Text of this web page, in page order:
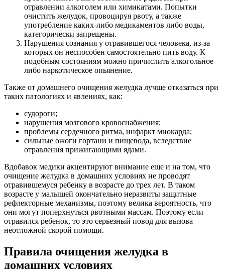
отравлении алкоголем или химикатами. Попытки
очистить желудок, провоцируя рвоту, а также
употребление каких-либо медикаментов либо воды,
категорически запрещены.
Нарушения сознания у отравившегося человека, из-за
которых он неспособен самостоятельно пить воду. К
подобным состояниям можно причислить алкогольное
либо наркотическое опьянение.
Также от домашнего очищения желудка лучше отказаться при
таких патологиях и явлениях, как:
судороги;
нарушения мозгового кровоснабжения;
проблемы сердечного ритма, инфаркт миокарда;
сильные ожоги гортани и пищевода, вследствие
отравления прижигающими ядами.
Вдобавок медики акцентируют внимание еще и на том, что
очищение желудка в домашних условиях не проводят
отравившемуся ребенку в возрасте до трех лет. В таком
возрасте у малышей окончательно неразвиты защитные
рефлекторные механизмы, поэтому велика вероятность, что
они могут поперхнуться рвотными массам. Поэтому если
отравился ребенок, то это серьезный повод для вызова
неотложной скорой помощи.
Правила очищения желудка в
домашних условиях